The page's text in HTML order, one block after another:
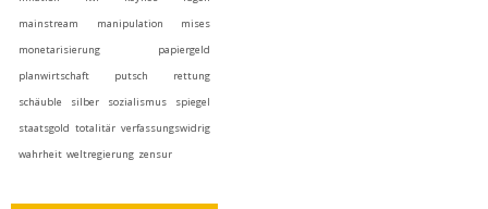
mainstream
manipulation
mises
monetarisierung
papiergeld
planwirtschaft
putsch
rettung
schäuble
silber sozialismus
spiegel
staatsgold totalitär verfassungswidrig
wahrheit weltregierung zensur